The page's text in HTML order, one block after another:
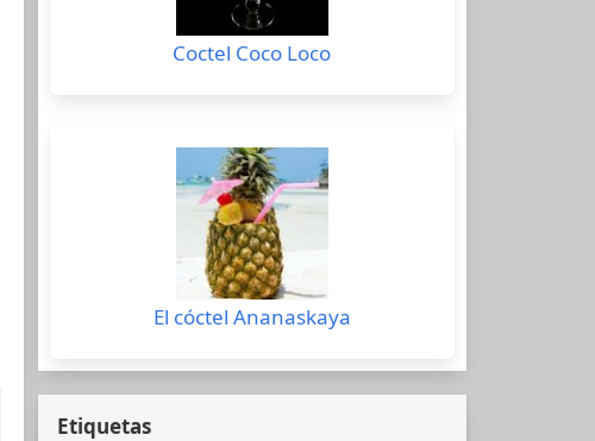
Coctel Coco Loco
El cóctel Ananaskaya
Etiquetas